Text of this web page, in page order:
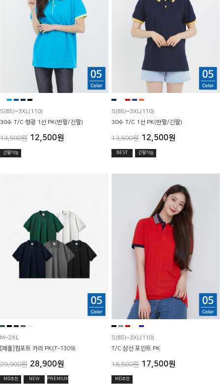
S(85)~3XL(110)
30수 T/C 형광 1선 PK(반팔/긴팔)
13,500원 12,500원
긴팔가능
S(85)~3XL(110)
30수 T/C 1선 PK(반팔/긴팔)
13,500원 12,500원
BEST 긴팔가능
M~2XL
[페플]컴포트 카라 PK(T-1309)
29,900원 28,900원
MD추천 NEW PREMIUM
S(85)~3XL(110)
T/C 삼선 포인트 PK
18,500원 17,500원
MD추천